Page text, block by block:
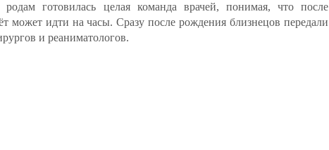
готовилась целая команда врачей, понимая, что после
может идти на часы. Сразу после рождения близнецов передали
и реаниматологов.